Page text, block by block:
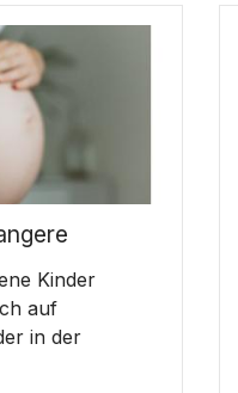
Kinder
auf
in der